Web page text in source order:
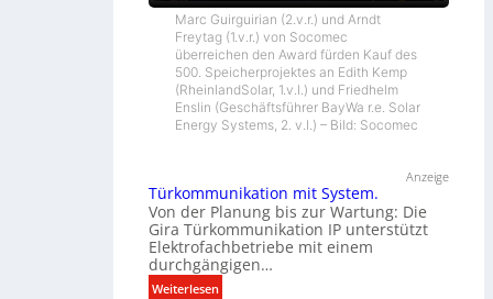
Marc Guirguirian (2.v.r.) und Arndt
Freytag (1.v.r.) von Socomec
überreichen den Award fürden Kauf des
500. Speicherprojektes an Edith Kemp
(RheinlandSolar, 1.v.l.) und Friedhelm
Enslin (Geschäftsführer BayWa r.e. Solar
Energy Systems, 2. v.l.) – Bild: Socomec
Anzeige
Türkommunikation mit System.
Von der Planung bis zur Wartung: Die
Gira Türkommunikation IP unterstützt
Elektrofachbetriebe mit einem
durchgängigen…
Weiterlesen: